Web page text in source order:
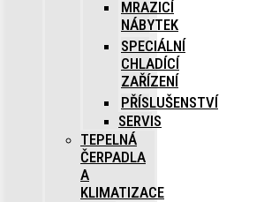
MRAZICÍ
NÁBYTEK
SPECIÁLNÍ
CHLADÍCÍ
ZAŘÍZENÍ
PŘÍSLUŠENSTVÍ
SERVIS
TEPELNÁ
ČERPADLA
A
KLIMATIZACE